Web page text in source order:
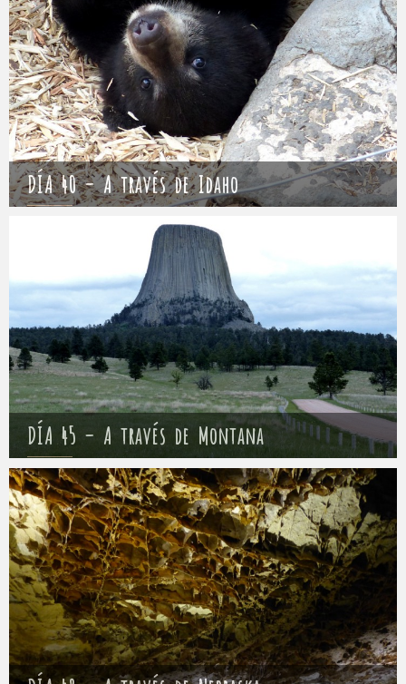
DÍA 40 – A través de Idaho
14 mayo 2017
DÍA 45 – A través de Montana
Mathieu 19 mayo 2017